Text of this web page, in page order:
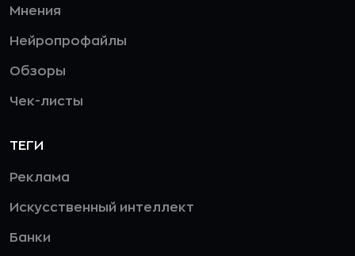
Мнения
Нейропрофайлы
Обзоры
Чек-листы
ТЕГИ
Реклама
Искусственный интеллект
Банки